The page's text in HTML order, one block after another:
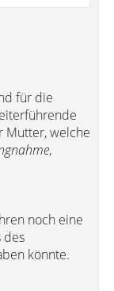
für die
Mutter, welche
,
noch eine
des
könnte.